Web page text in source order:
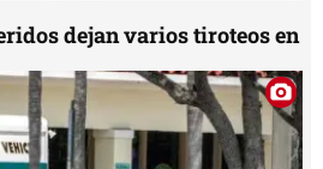
dejan varios tiroteos en